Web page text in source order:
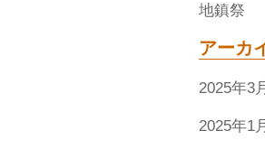
地鎮祭
アーカ
2025年3月
2025年1月